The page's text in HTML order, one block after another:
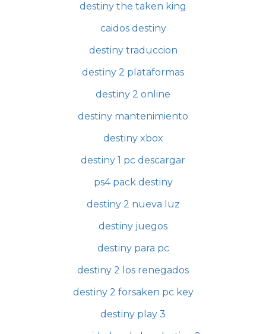
destiny the taken king
caidos destiny
destiny traduccion
destiny 2 plataformas
destiny 2 online
destiny mantenimiento
destiny xbox
destiny 1 pc descargar
ps4 pack destiny
destiny 2 nueva luz
destiny juegos
destiny para pc
destiny 2 los renegados
destiny 2 forsaken pc key
destiny play 3